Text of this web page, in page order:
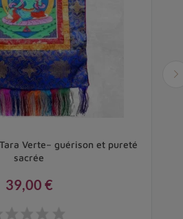
Verte– guérison et pureté
sacrée
39,00 €